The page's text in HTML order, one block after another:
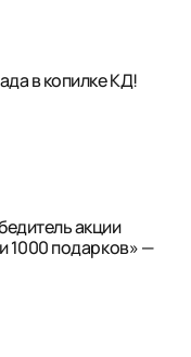
в копилке КД!
акции
1000 подарков» —